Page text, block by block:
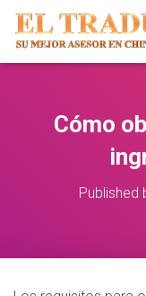
Cómo
Published